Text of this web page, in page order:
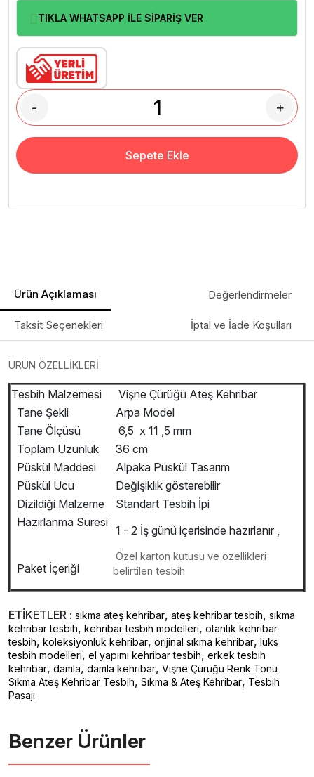
TIKLA WHATSAPP İLE SİPARİŞ VER
- +
Sepete Ekle
Ürün Açıklaması Değerlendirmeler
Taksit Seçenekleri İptal ve İade Koşulları
ÜRÜN ÖZELLİKLERİ
Tesbih Malzemesi
Vişne Çürüğü Ateş Kehribar
Tane Şekli
Arpa Model
Tane Ölçüsü
6,5 x 11 ,5 mm
Toplam Uzunluk
36 cm
Püskül Maddesi
Alpaka Püskül Tasarım
Püskül Ucu
Değişiklik gösterebilir
Dizildiği Malzeme
Standart Tesbih İpi
Hazırlanma Süresi
1 - 2 İş günü içerisinde hazırlanır ,
Paket İçeriği
Özel karton kutusu ve özellikleri
belirtilen tesbih
ETİKETLER : sıkma ateş kehribar, ateş kehribar tesbih, sıkma
kehribar tesbih, kehribar tesbih modelleri, otantik kehribar
tesbih, koleksiyonluk kehribar, orijinal sıkma kehribar, lüks
tesbih modelleri, el yapımı kehribar tesbih, erkek tesbih
kehribar, damla, damla kehribar, Vişne Çürüğü Renk Tonu
Sıkma Ateş Kehribar Tesbih, Sıkma & Ateş Kehribar, Tesbih
Pasajı
Benzer Ürünler ️